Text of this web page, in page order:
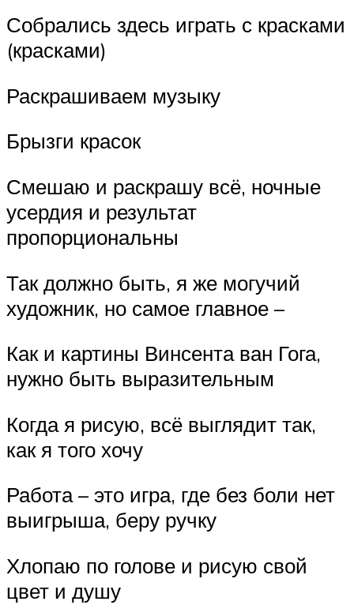
Собрались здесь играть с красками
(красками)
Раскрашиваем музыку
Брызги красок
Смешаю и раскрашу всё, ночные
усердия и результат
пропорциональны
Так должно быть, я же могучий
художник, но самое главное –
Как и картины Винсента ван Гога,
нужно быть выразительным
Когда я рисую, всё выглядит так,
как я того хочу
Работа – это игра, где без боли нет
выигрыша, беру ручку
Хлопаю по голове и рисую свой
цвет и душу